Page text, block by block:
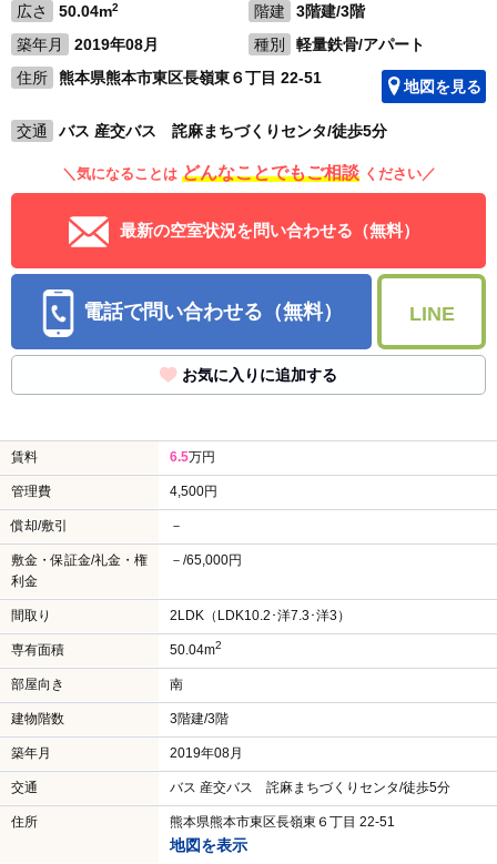
広さ
50.04m2 階建
3階建/3階
築年月
2019年08月 種別
軽量鉄骨/アパート
住所
熊本県熊本市東区長嶺東６丁目 22-51 地図を見る
交通 バス 産交バス 詫麻まちづくりセンタ/徒歩5分
＼気になることは どんなことでもご相談 ください／
最新の空室状況を問い合わせる（無料）
電話で問い合わせる（無料） LINE
お気に入りに追加する
賃料 6.5万円
管理費 4,500円
償却/敷引 －
敷金・保証金/礼金・権
利金
－/65,000円
間取り 2LDK（LDK10.2･洋7.3･洋3）
専有面積 50.04m2
部屋向き 南
建物階数 3階建/3階
築年月 2019年08月
交通 バス 産交バス 詫麻まちづくりセンタ/徒歩5分
住所 熊本県熊本市東区長嶺東６丁目 22-51
地図を表示